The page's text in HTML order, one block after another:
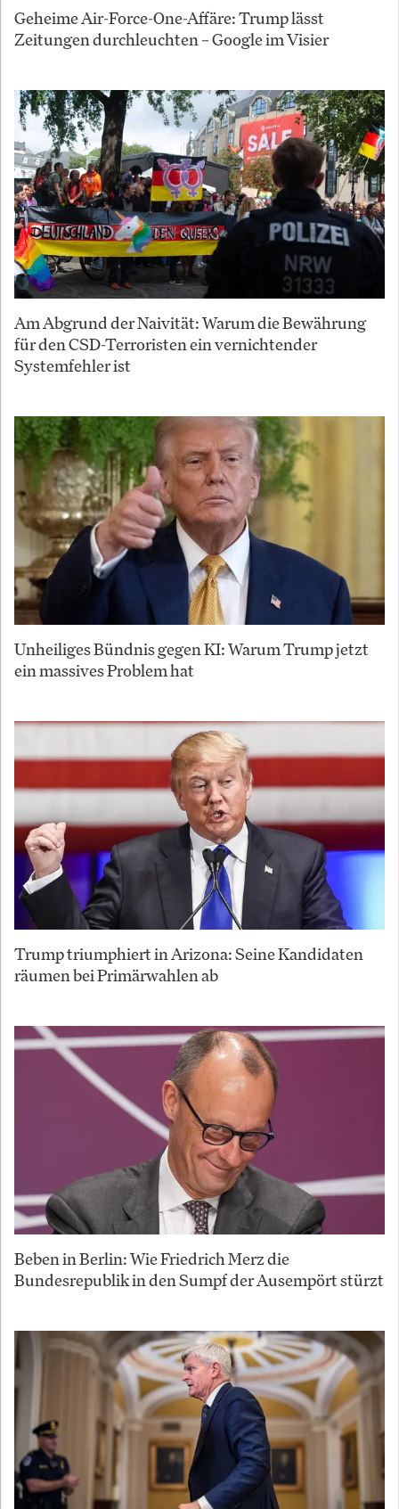
Geheime Air-Force-One-Affäre: Trump lässt
Zeitungen durchleuchten – Google im Visier
Am Abgrund der Naivität: Warum die Bewährung
für den CSD-Terroristen ein vernichtender
Systemfehler ist
Unheiliges Bündnis gegen KI: Warum Trump jetzt
ein massives Problem hat
Trump triumphiert in Arizona: Seine Kandidaten
räumen bei Primärwahlen ab
Beben in Berlin: Wie Friedrich Merz die
Bundesrepublik in den Sumpf der Ausempört stürzt